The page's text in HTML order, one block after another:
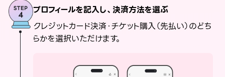
プロフィールを記入し、決済方法を選ぶ
クレジットカード決済・チケット購入（先払い）のどち
らかを選択いただけます。